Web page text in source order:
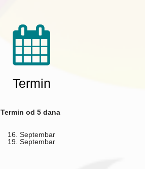
Termin
Termin od 5 dana
16. Septembar
19. Septembar